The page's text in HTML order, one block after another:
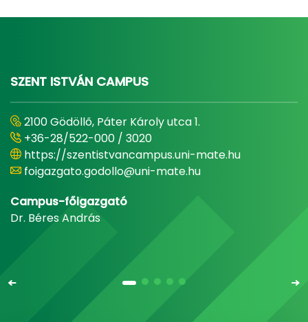
SZENT ISTVÁN CAMPUS
2100 Gödöllő, Páter Károly utca 1.
+36-28/522-000 / 3020
https://szentistvancampus.uni-mate.hu
foigazgato.godollo@uni-mate.hu
Campus-főigazgató
Dr. Béres András